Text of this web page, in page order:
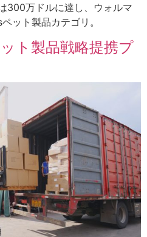
300万ドルに達し、ウォルマ
ット製品カテゴリ。
ト製品戦略提携プ